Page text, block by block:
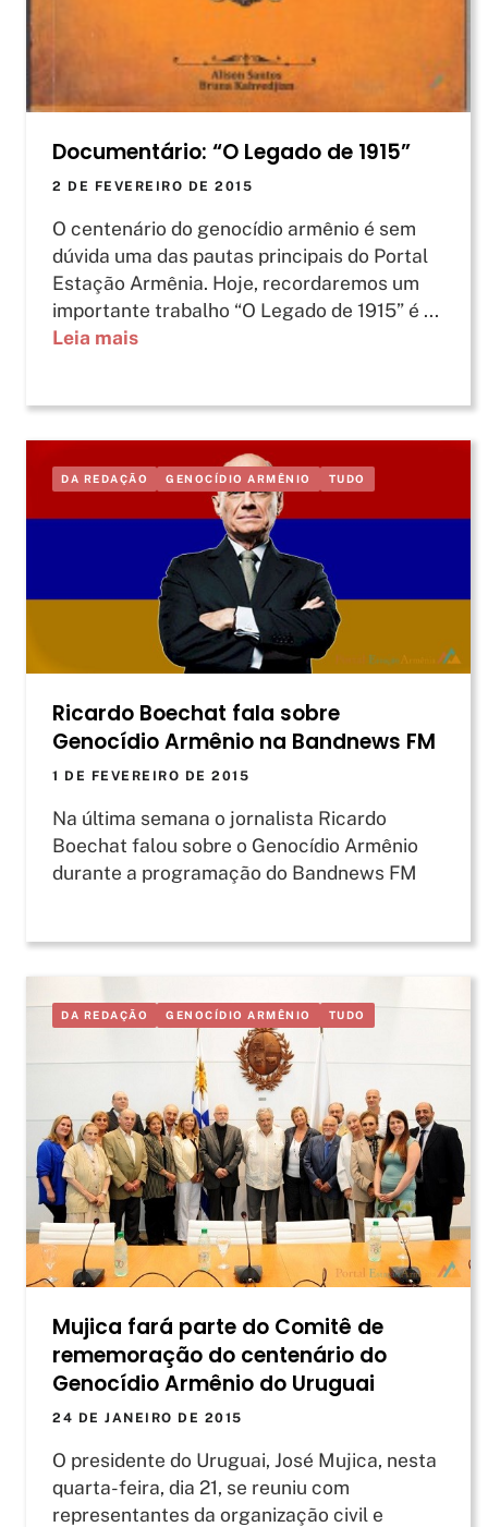
Documentário: “O Legado de 1915”
2 DE FEVEREIRO DE 2015
O centenário do genocídio armênio é sem
dúvida uma das pautas principais do Portal
Estação Armênia. Hoje, recordaremos um
importante trabalho “O Legado de 1915” é ...
Leia mais
DA REDAÇÃO GENOCÍDIO ARMÊNIO TUDO
Ricardo Boechat fala sobre
Genocídio Armênio na Bandnews FM
1 DE FEVEREIRO DE 2015
Na última semana o jornalista Ricardo
Boechat falou sobre o Genocídio Armênio
durante a programação do Bandnews FM
DA REDAÇÃO GENOCÍDIO ARMÊNIO TUDO
Mujica fará parte do Comitê de
rememoração do centenário do
Genocídio Armênio do Uruguai
24 DE JANEIRO DE 2015
O presidente do Uruguai, José Mujica, nesta
quarta-feira, dia 21, se reuniu com
representantes da organização civil e